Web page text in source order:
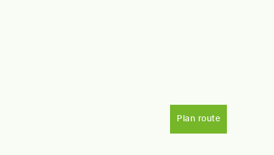
Plan route